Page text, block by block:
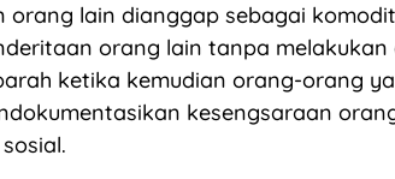
orang lain dianggap sebagai
orang lain tanpa
ketika kemudian orang-orang
kesengsaraan